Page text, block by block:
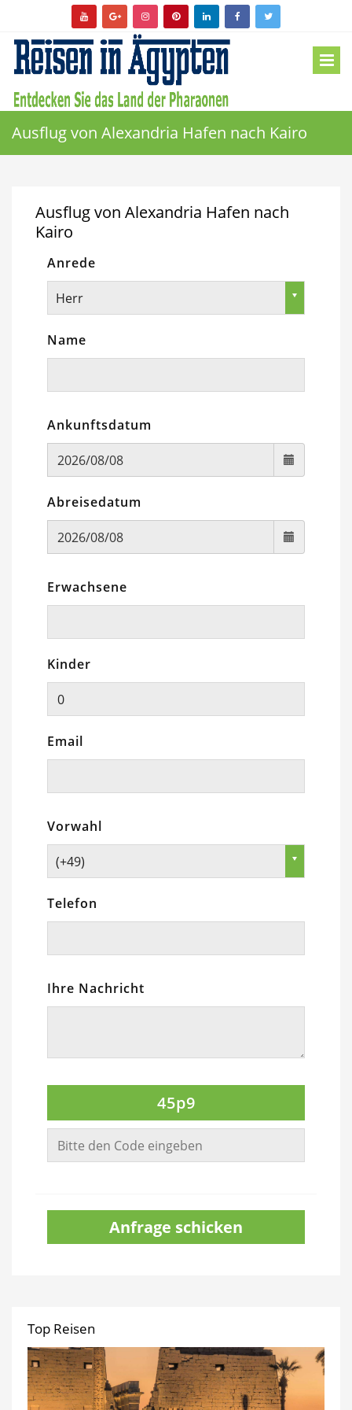
Ausflug von Alexandria Hafen nach Kairo
Ausflug von Alexandria Hafen nach
Kairo
Anrede
Herr
Name
Ankunftsdatum
Abreisedatum
Erwachsene
Kinder
Email
Vorwahl
(+49)
Telefon
Ihre Nachricht
45p9
Anfrage schicken
Top Reisen